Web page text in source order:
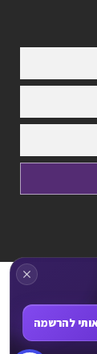
להרשמה